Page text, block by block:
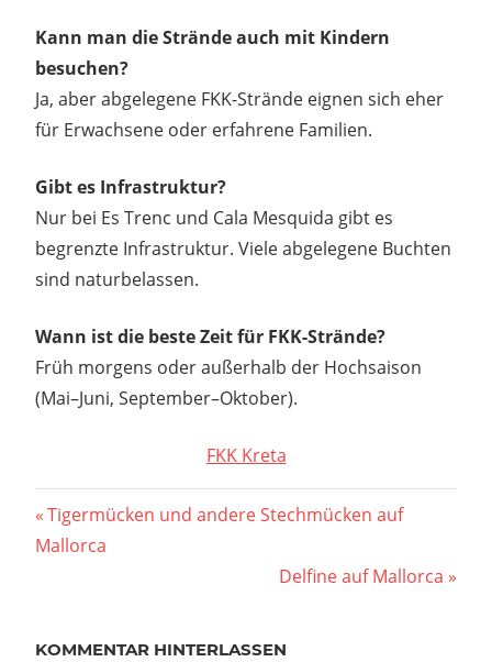
Kann man die Strände auch mit Kindern
besuchen?
Ja, aber abgelegene FKK-Strände eignen sich eher
für Erwachsene oder erfahrene Familien.
Gibt es Infrastruktur?
Nur bei Es Trenc und Cala Mesquida gibt es
begrenzte Infrastruktur. Viele abgelegene Buchten
sind naturbelassen.
Wann ist die beste Zeit für FKK-Strände?
Früh morgens oder außerhalb der Hochsaison
(Mai–Juni, September–Oktober).
FKK Kreta
Beitragsnavigation
Vorheriger
Beitrag:
Tigermücken und andere Stechmücken auf
Mallorca
Nächster
Delfine auf Mallorca
KOMMENTAR HINTERLASSEN